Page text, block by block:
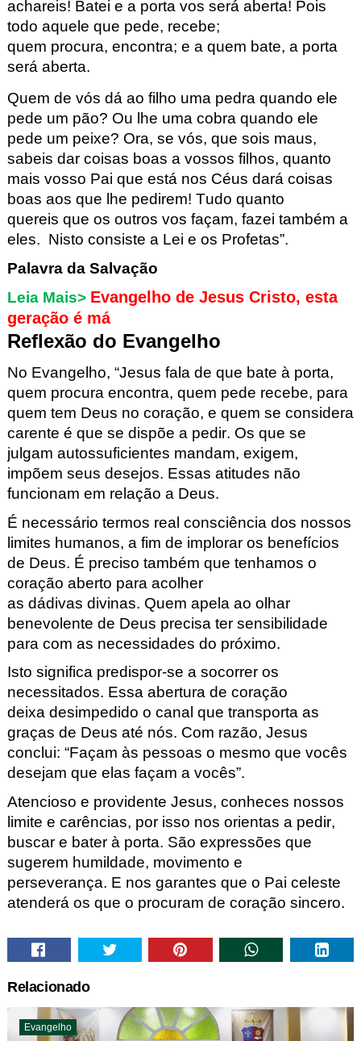
achareis! Batei e a porta vos será aberta! Pois
todo aquele que pede, recebe;
quem procura, encontra; e a quem bate, a porta
será aberta.
Quem de vós dá ao filho uma pedra quando ele
pede um pão? Ou lhe uma cobra quando ele
pede um peixe? Ora, se vós, que sois maus,
sabeis dar coisas boas a vossos filhos, quanto
mais vosso Pai que está nos Céus dará coisas
boas aos que lhe pedirem! Tudo quanto
quereis que os outros vos façam, fazei também a
eles. Nisto consiste a Lei e os Profetas”.
Palavra da Salvação
Leia Mais> Evangelho de Jesus Cristo, esta
geração é má
Reflexão do Evangelho
No Evangelho, “Jesus fala de que bate à porta,
quem procura encontra, quem pede recebe, para
quem tem Deus no coração, e quem se considera
carente é que se dispõe a pedir. Os que se
ju lgam autossuficientes mandam, exigem,
impõem seus desejos. Essas atitudes não
funcionam em relação a Deus.
É necessário termos real consciência dos nossos
limites humanos, a fim de implorar os benefícios
de Deus. É preciso também que tenhamos o
coração aberto para acolher
as dádivas divinas. Quem apela ao olhar
benevolente de Deus precisa ter sensibilidade
para com as necessidades do próximo.
Isto significa predispor-se a socorrer os
necessitados. Essa abertura de coração
deixa desimpedido o canal que transporta as
graças de Deus até nós. Com razão, Jesus
conclui: “Façam às pessoas o mesmo que vocês
desejam que elas façam a vocês”.
Atencioso e providente Jesus, conheces nossos
limite e carências, por isso nos orientas a pedir,
buscar e bater à porta. São expressões que
sugerem humildade, movimento e
perseverança. E nos garantes que o Pai celeste
atenderá os que o procuram de coração sincero.
Relacionado
Evangelho